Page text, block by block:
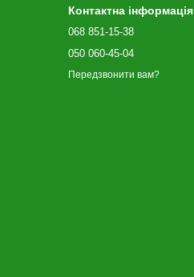
Контактна інформація
068 851-15-38
050 060-45-04
Передзвонити вам?